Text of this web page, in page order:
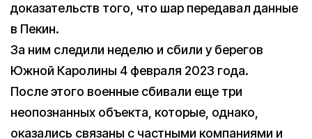
доказательств того, что шар передавал данные
в Пекин.
За ним следили неделю и сбили у берегов
Южной Каролины 4 февраля 2023 года.
После этого военные сбивали еще три
неопознанных объекта, которые, однако,
оказались связаны с частными компаниями и